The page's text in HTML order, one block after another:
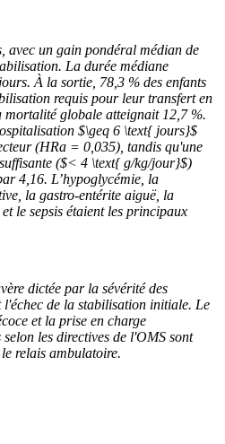
avec un gain pondéral médian de
La durée médiane
À la sortie, 78,3 % des enfants
requis pour leur transfert en
globale atteignait 12,7 %.
$\geq 6 \text{ jours}$
(HRa = 0,035), tandis qu'une
($< 4 \text{ g/kg/jour}$)
4,16. L’hypoglycémie, la
la gastro-entérite aiguë, la
le sepsis étaient les principaux
dictée par la sévérité des
de la stabilisation initiale. Le
et la prise en charge
les directives de l'OMS sont
relais ambulatoire.